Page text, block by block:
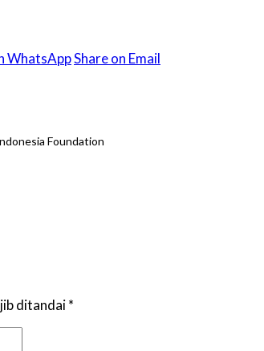
WhatsAppShare on Email
Foundation
ditandai*